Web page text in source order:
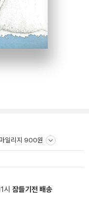
마일리지 900원
시 잠들기전 배송